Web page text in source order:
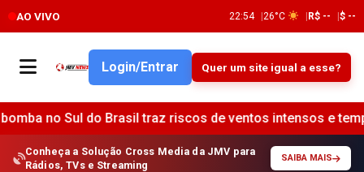
AO VIVO 22:54 26°C R$ -- $ --
Login/Entrar Quer um site igual a esse?
Brasil traz riscos de ventos intensos e tempestades •
Conheça a Solução Cross Media da JMV para
Rádios, TVs e Streaming
SAIBA MAIS